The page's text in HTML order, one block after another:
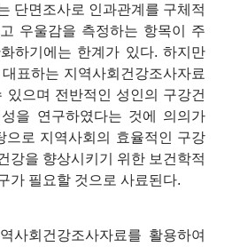
단면조사로 인과관계를 구체적
우울감을 측정하는 항목이 주
하기에는 한계가 있다. 하지만
표하는 지역사회건강조사자료
있으며 전반적인 성인의 구강건
을 연구하였다는 것에 의의가
으로 지역사회의 효율적인 구강
강을 향상시키기 위한 보건학적
가 필요할 것으로 사료된다.
사회건강조사자료를 활용하여